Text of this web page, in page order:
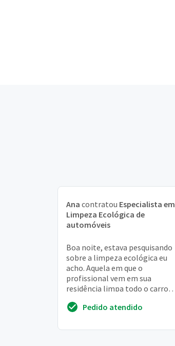
Ana contratou Especialista em
Limpeza Ecológica de
automóveis
Boa noite, estava pesquisando
sobre a limpeza ecológica eu
acho. Aquela em que o
profissional vem em sua
residência limpa todo o carro
Pedido atendido